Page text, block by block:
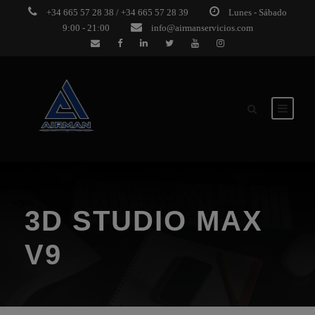
+34 665 57 28 38 / +34 665 57 28 39
Lunes - Sábado
9:00 - 21:00
info@airmanservicios.com
3D STUDIO MAX
V9